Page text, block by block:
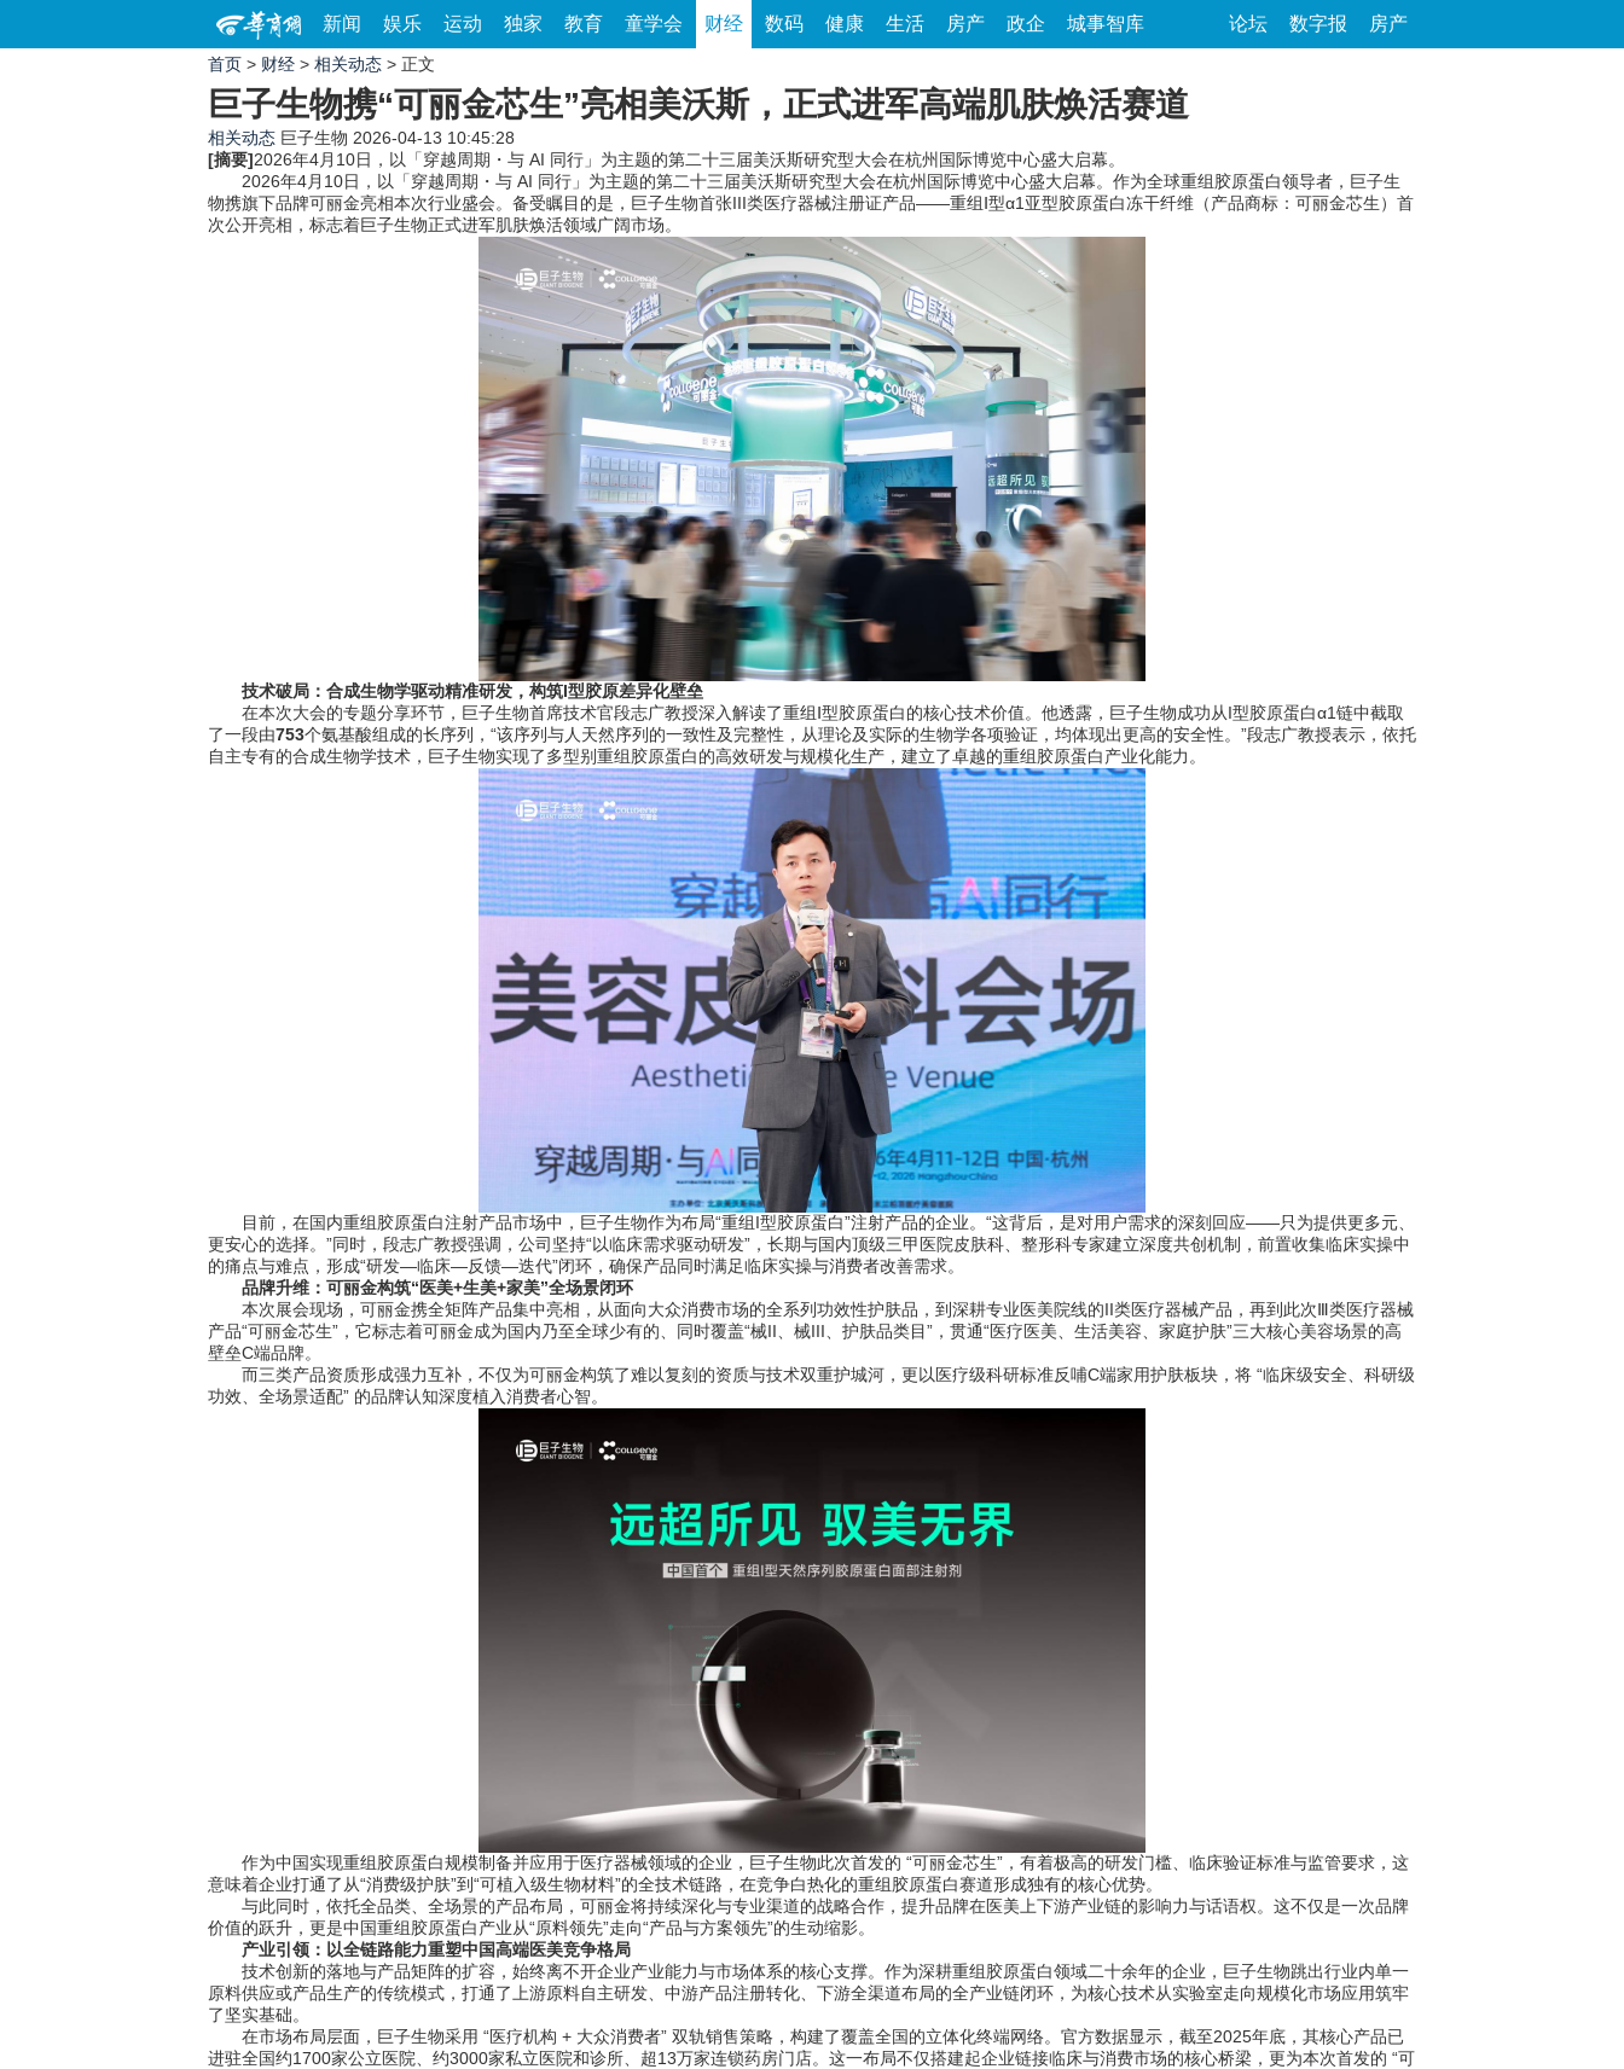
新闻 娱乐 运动 独家 教育 童学会 财经 数码 健康 生活 房产 政企 城事智库 论坛 数字报 房产
首页 > 财经 > 相关动态 > 正文
巨子生物携“可丽金芯生”亮相美沃斯，正式进军高端肌肤焕活赛道
相关动态 巨子生物 2026-04-13 10:45:28
[摘要]2026年4月10日，以「穿越周期・与 AI 同行」为主题的第二十三届美沃斯研究型大会在杭州国际博览中心盛大启幕。
2026年4月10日，以「穿越周期・与 AI 同行」为主题的第二十三届美沃斯研究型大会在杭州国际博览中心盛大启幕。作为全球重组胶原蛋白领导者，巨子生
物携旗下品牌可丽金亮相本次行业盛会。备受瞩目的是，巨子生物首张III类医疗器械注册证产品——重组Ⅰ型α1亚型胶原蛋白冻干纤维（产品商标：可丽金芯生）首
次公开亮相，标志着巨子生物正式进军肌肤焕活领域广阔市场。
技术破局：合成生物学驱动精准研发，构筑I型胶原差异化壁垒
在本次大会的专题分享环节，巨子生物首席技术官段志广教授深入解读了重组Ⅰ型胶原蛋白的核心技术价值。他透露，巨子生物成功从I型胶原蛋白α1链中截取
了一段由753个氨基酸组成的长序列，“该序列与人天然序列的一致性及完整性，从理论及实际的生物学各项验证，均体现出更高的安全性。”段志广教授表示，依托
自主专有的合成生物学技术，巨子生物实现了多型别重组胶原蛋白的高效研发与规模化生产，建立了卓越的重组胶原蛋白产业化能力。
目前，在国内重组胶原蛋白注射产品市场中，巨子生物作为布局“重组I型胶原蛋白”注射产品的企业。“这背后，是对用户需求的深刻回应——只为提供更多元、
更安心的选择。”同时，段志广教授强调，公司坚持“以临床需求驱动研发”，长期与国内顶级三甲医院皮肤科、整形科专家建立深度共创机制，前置收集临床实操中
的痛点与难点，形成“研发—临床—反馈—迭代”闭环，确保产品同时满足临床实操与消费者改善需求。
品牌升维：可丽金构筑“医美+生美+家美”全场景闭环
本次展会现场，可丽金携全矩阵产品集中亮相，从面向大众消费市场的全系列功效性护肤品，到深耕专业医美院线的II类医疗器械产品，再到此次Ⅲ类医疗器械
产品“可丽金芯生”，它标志着可丽金成为国内乃至全球少有的、同时覆盖“械II、械III、护肤品类目”，贯通“医疗医美、生活美容、家庭护肤”三大核心美容场景的高
壁垒C端品牌。
而三类产品资质形成强力互补，不仅为可丽金构筑了难以复刻的资质与技术双重护城河，更以医疗级科研标准反哺C端家用护肤板块，将 “临床级安全、科研级
功效、全场景适配” 的品牌认知深度植入消费者心智。
作为中国实现重组胶原蛋白规模制备并应用于医疗器械领域的企业，巨子生物此次首发的 “可丽金芯生”，有着极高的研发门槛、临床验证标准与监管要求，这
意味着企业打通了从“消费级护肤”到“可植入级生物材料”的全技术链路，在竞争白热化的重组胶原蛋白赛道形成独有的核心优势。
与此同时，依托全品类、全场景的产品布局，可丽金将持续深化与专业渠道的战略合作，提升品牌在医美上下游产业链的影响力与话语权。这不仅是一次品牌
价值的跃升，更是中国重组胶原蛋白产业从“原料领先”走向“产品与方案领先”的生动缩影。
产业引领：以全链路能力重塑中国高端医美竞争格局
技术创新的落地与产品矩阵的扩容，始终离不开企业产业能力与市场体系的核心支撑。作为深耕重组胶原蛋白领域二十余年的企业，巨子生物跳出行业内单一
原料供应或产品生产的传统模式，打通了上游原料自主研发、中游产品注册转化、下游全渠道布局的全产业链闭环，为核心技术从实验室走向规模化市场应用筑牢
了坚实基础。
在市场布局层面，巨子生物采用 “医疗机构 + 大众消费者” 双轨销售策略，构建了覆盖全国的立体化终端网络。官方数据显示，截至2025年底，其核心产品已
进驻全国约1700家公立医院、约3000家私立医院和诊所、超13万家连锁药房门店。这一布局不仅搭建起企业链接临床与消费市场的核心桥梁，更为本次首发的 “可